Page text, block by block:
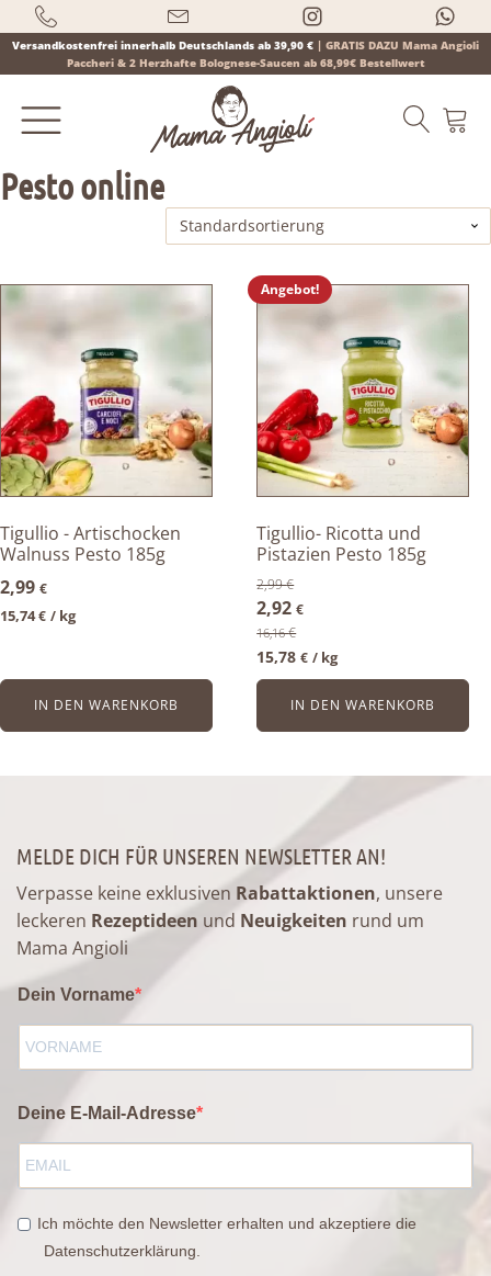
Versandkostenfrei innerhalb Deutschlands ab 39,90 € | GRATIS DAZU Mama Angioli
Paccheri & 2 Herzhafte Bolognese-Saucen ab 68,99€ Bestellwert
Pesto online
Tigullio - Artischocken
Walnuss Pesto 185g
2,99 €
15,74€ / kg
IN DEN WARENKORB
Angebot!
Tigullio- Ricotta und
Pistazien Pesto 185g
2,99€
Ursprünglicher
Preis
war:
2,99 €
2,92€Aktueller
ist:
16,16€
15,78€ / kg
IN DEN WARENKORB
MELDE DICH FÜR UNSEREN NEWSLETTER AN!
Verpasse keine exklusiven Rabattaktionen, unsere
leckeren Rezeptideen und Neuigkeiten rund um
Mama Angioli
Dein Vorname
Deine E-Mail-Adresse
Ich möchte den Newsletter erhalten und akzeptiere die
Datenschutzerklärung.